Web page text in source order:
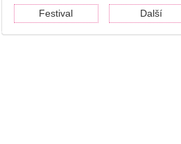
Festival Další